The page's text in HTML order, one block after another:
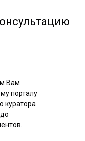
Вам
порталу
куратора